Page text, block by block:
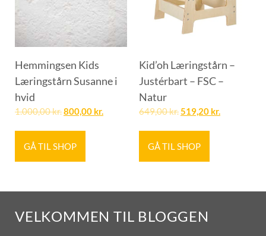
Hemmingsen Kids
Læringstårn Susanne i
hvid
1.000,00kr.800,00 kr.
GÅ TIL SHOP
Kid’oh Læringstårn –
Justérbart – FSC –
Natur
649,00kr.519,20 kr.
GÅ TIL SHOP
VELKOMMEN TIL BLOGGEN